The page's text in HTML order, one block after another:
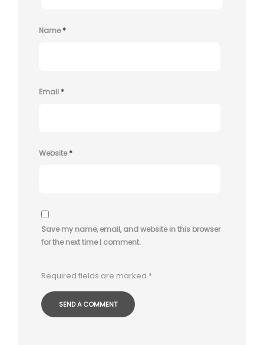
Name*
Email*
Website*
Save my name, email, and website in this browser
for the next time I comment.
Required fields are marked *